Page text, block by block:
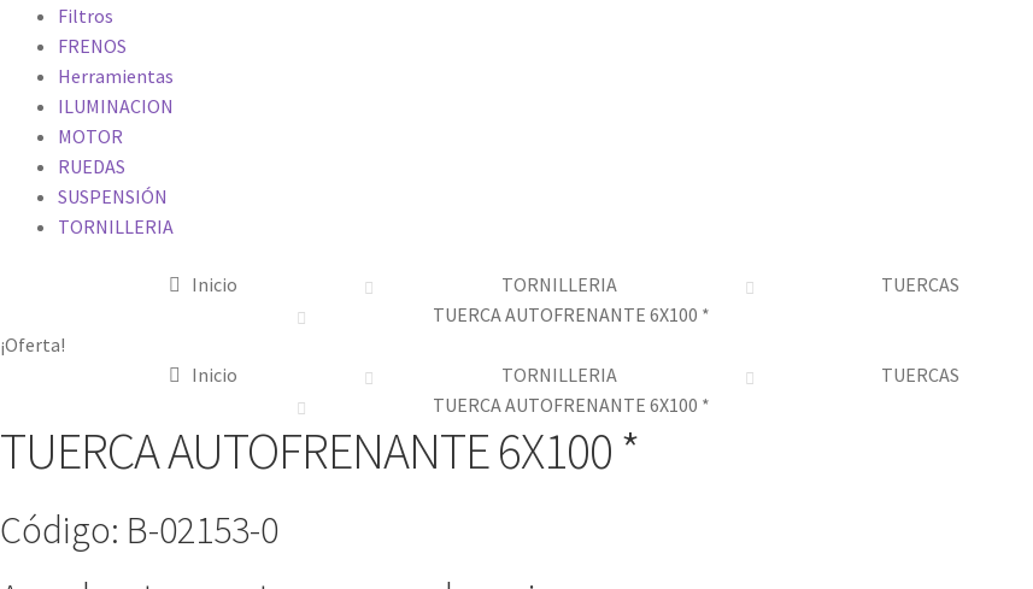
Filtros
FRENOS
Herramientas
ILUMINACION
MOTOR
RUEDAS
SUSPENSIÓN
TORNILLERIA
Inicio TORNILLERIA TUERCAS
TUERCA AUTOFRENANTE 6X100 *
¡Oferta!
Inicio
TORNILLERIA TUERCAS
TUERCA AUTOFRENANTE 6X100 *
TUERCA AUTOFRENANTE 6X100 *
Código: B-02153-0